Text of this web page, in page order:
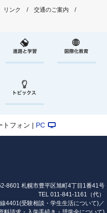
リンク
交通のご案内
トフォン | PC
8601 札幌市豊平区旭町4丁目1番41号
TEL 011-841-1161
（代）
4401(受験相談・学生生活について)／